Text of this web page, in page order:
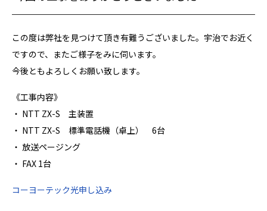
この度は弊社を見つけて頂き有難うございました。宇治でお近く
ですので、またご様子をみに伺います。
今後ともよろしくお願い致します。
《工事内容》
・ NTT ZX-S 主装置
・ NTT ZX-S 標準電話機（卓上） 6台
・ 放送ページング
・ FAX 1台
コーヨーテック光申し込み